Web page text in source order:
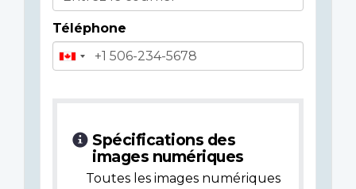
Téléphone
Spécifications des
images numériques
Toutes les images numériques